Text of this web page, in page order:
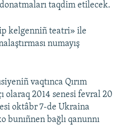
taqdim etilecek.
kelgenniñ teatri» ile
numayış
vaqtınca Qırım
olaraq 2014 senesi fevral 20
oktâbr 7-de Ukraina
bunıñnen bağlı qanunnı